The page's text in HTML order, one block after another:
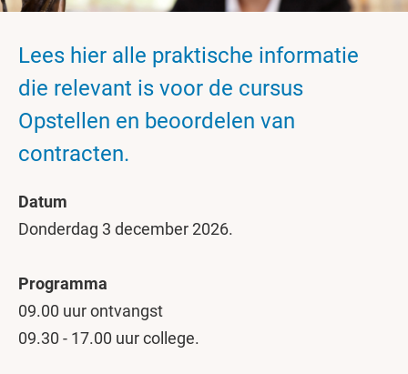
Lees hier alle praktische informatie
die relevant is voor de cursus
Opstellen en beoordelen van
contracten.
Datum
Donderdag 3 december 2026.
Programma
09.00 uur ontvangst
09.30 - 17.00 uur college.